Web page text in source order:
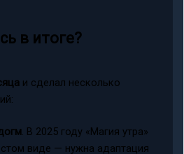
в итоге?
и сделал несколько
. В 2025 году «Магия утра»
виде — нужна адаптация